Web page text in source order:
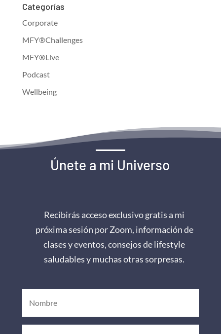
Categorías
Corporate
MFY®Challenges
MFY®Live
Podcast
Wellbeing
Únete a mi Universo
Recibirás acceso exclusivo gratis a mi
próxima sesión por Zoom, información de
clases y eventos, consejos de lifestyle
saludables y muchas otras sorpresas.